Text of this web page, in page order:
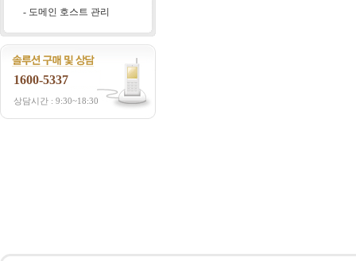
- 도메인 호스트 관리
1600-5337
상담시간 : 9:30~18:30